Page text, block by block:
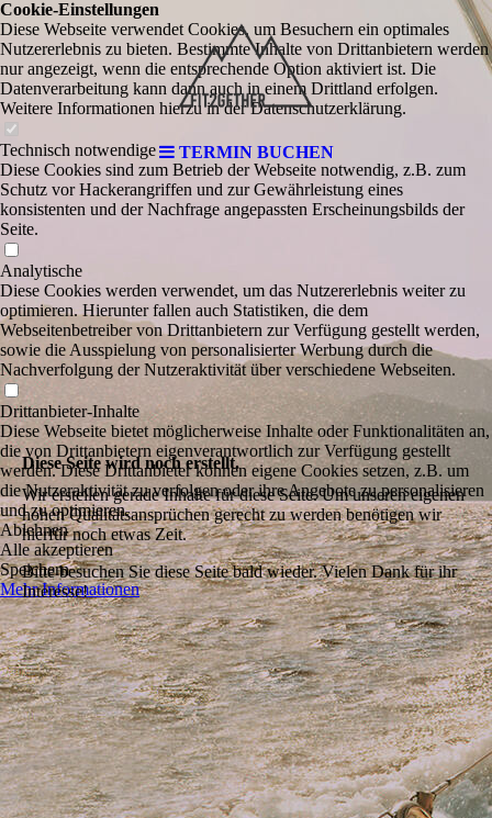
TERMIN BUCHEN
Diese Seite wird noch erstellt.
Wir erstellen gerade Inhalte für diese Seite. Um unseren eigenen
hohen Qualitätsansprüchen gerecht zu werden benötigen wir
hierfür noch etwas Zeit.
Bitte besuchen Sie diese Seite bald wieder. Vielen Dank für ihr
Interesse!
Cookie-Einstellungen
Diese Webseite verwendet Cookies, um Besuchern ein optimales
Nutzererlebnis zu bieten. Bestimmte Inhalte von Drittanbietern werden
nur angezeigt, wenn die entsprechende Option aktiviert ist. Die
Datenverarbeitung kann dann auch in einem Drittland erfolgen.
Weitere Informationen hierzu in der Datenschutzerklärung.
Technisch notwendige
Diese Cookies sind zum Betrieb der Webseite notwendig, z.B. zum
Schutz vor Hackerangriffen und zur Gewährleistung eines
konsistenten und der Nachfrage angepassten Erscheinungsbilds der
Seite.
Analytische
Diese Cookies werden verwendet, um das Nutzererlebnis weiter zu
optimieren. Hierunter fallen auch Statistiken, die dem
Webseitenbetreiber von Drittanbietern zur Verfügung gestellt werden,
sowie die Ausspielung von personalisierter Werbung durch die
Nachverfolgung der Nutzeraktivität über verschiedene Webseiten.
Drittanbieter-Inhalte
Diese Webseite bietet möglicherweise Inhalte oder Funktionalitäten an,
die von Drittanbietern eigenverantwortlich zur Verfügung gestellt
werden. Diese Drittanbieter können eigene Cookies setzen, z.B. um
die Nutzeraktivität zu verfolgen oder ihre Angebote zu personalisieren
und zu optimieren.
Ablehnen
Alle akzeptieren
Speichern
Mehr Informationen